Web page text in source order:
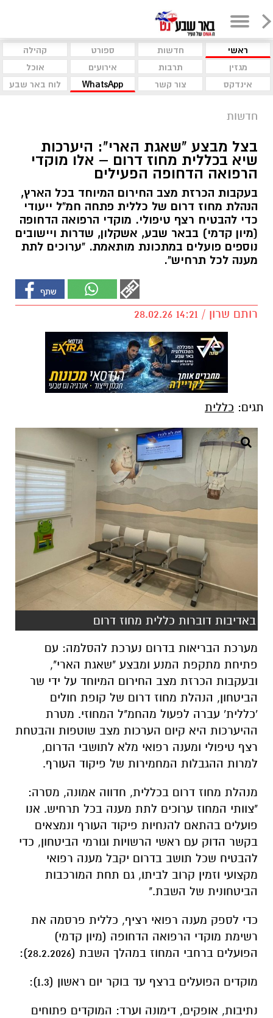
ראשי חדשות ספורט
קהילה
מגזין
תרבות אירועים
אוכל
אינדקס
צור קשר WhatsApp לוח באר שבע
חדשות
בצל מבצע "שאגת הארי": היערכות
שיא בכללית מחוז דרום – אלו מוקדי
הרפואה הדחופה הפעילים
בעקבות הכרזת מצב החירום המיוחד בכל הארץ,
הנהלת מחוז דרום של כללית פתחה חמ"ל ייעודי
כדי להבטיח רצף טיפולי. מוקדי הרפואה הדחופה
(מיון קדמי) בבאר שבע, אשקלון, שדרות ויישובים
נוספים פועלים במתכונת מותאמת. "ערוכים לתת
מענה לכל תרחיש".
רותם שרון / 14:21 28.02.26
תגים: כללית
באדיבות דוברות כללית מחוז דרום
מערכת הבריאות בדרום נערכת להסלמה: עם
פתיחת מתקפת המנע ומבצע "שאגת הארי",
ובעקבות הכרזת מצב החירום המיוחד על ידי שר
הביטחון, הנהלת מחוז דרום של קופת חולים
'כללית' עברה לפעול מהחמ"ל המחוזי. מטרת
ההיערכות היא קיום הערכות מצב שוטפות והבטחת
רצף טיפולי ומענה רפואי מלא לתושבי הדרום,
למרות ההגבלות המחמירות של פיקוד העורף.
​מנהלת מחוז דרום בכללית, חדווה אמונה, מסרה:
"צוותי המחוז ערוכים לתת מענה בכל תרחיש. אנו
פועלים בהתאם להנחיות פיקוד העורף ונמצאים
בקשר הדוק עם ראשי הרשויות וגורמי הביטחון, כדי
להבטיח שכל תושב בדרום יקבל מענה רפואי
מקצועי וזמין קרוב לביתו, גם תחת המורכבות
הביטחונית של השבת."
​כדי לספק מענה רפואי רציף, כללית פרסמה את
רשימת מוקדי הרפואה הדחופה (מיון קדמי)
הפועלים ברחבי המחוז במהלך השבת (28.2.2026):
​מוקדים הפועלים ברצף עד בוקר יום ראשון (1.3):
​נתיבות, אופקים, דימונה וערד: המוקדים פתוחים